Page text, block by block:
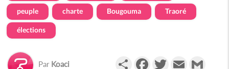
peuple charte Bougouma Traoré
élections
Par Koaci PartagerFacebookTwitterEmail